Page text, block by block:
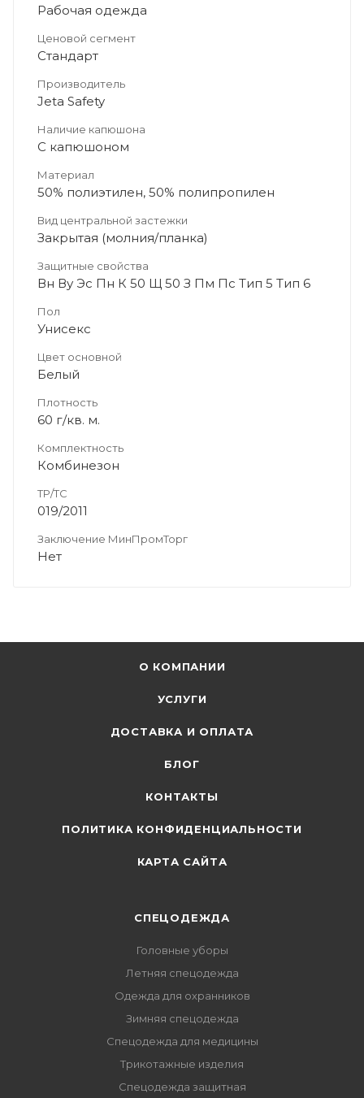
Рабочая одежда
Ценовой сегмент
Стандарт
Производитель
Jeta Safety
Наличие капюшона
С капюшоном
Материал
50% полиэтилен, 50% полипропилен
Вид центральной застежки
Закрытая (молния/планка)
Защитные свойства
Вн Ву Эс Пн К 50 Щ 50 З Пм Пс Тип 5 Тип 6
Пол
Унисекс
Цвет основной
Белый
Плотность
60 г/кв. м.
Комплектность
Комбинезон
ТР/ТС
019/2011
Заключение МинПромТорг
Нет
О КОМПАНИИ
УСЛУГИ
ДОСТАВКА И ОПЛАТА
БЛОГ
КОНТАКТЫ
ПОЛИТИКА КОНФИДЕНЦИАЛЬНОСТИ
КАРТА САЙТА
СПЕЦОДЕЖДА
Головные уборы
Летняя спецодежда
Одежда для охранников
Зимняя спецодежда
Спецодежда для медицины
Трикотажные изделия
Спецодежда защитная